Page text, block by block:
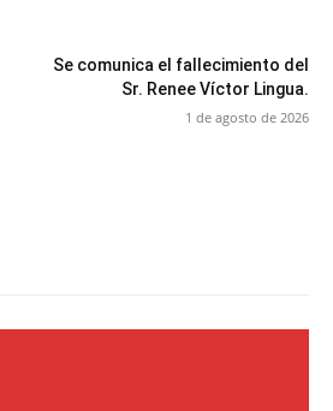
Se comunica el fallecimiento del
Sr. Renee Víctor Lingua.
1 de agosto de 2026